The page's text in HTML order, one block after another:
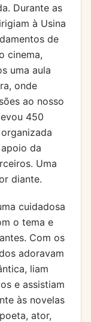
Durante as
à Usina
de
cinema,
uma aula
onde
ao nosso
450
da
Uma
diante.
cuidadosa
o tema e
Com os
adoravam
liam
e assistiam
às novelas
ator,